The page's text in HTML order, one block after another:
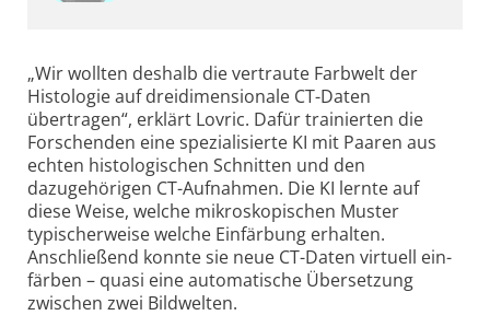
„Wir wollten deshalb die vertraute Farbwelt der
Histologie auf dreidimensionale CT-Daten
übertragen“, erklärt Lovric. Dafür trainierten die
Forschenden eine spezialisierte KI mit Paaren aus
echten histologischen Schnitten und den
dazugehörigen CT-Auf­nah­men. Die KI lernte auf
diese Weise, welche mikroskopischen Muster
typischerweise welche Einfärbung erhalten.
Anschließend konnte sie neue CT-Daten virtuell ein­
fär­ben – quasi eine automatische Übersetzung
zwischen zwei Bildwelten.